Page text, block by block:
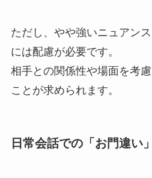
ただし、やや強いニュアン
には配慮が必要です。
相手との関係性や場面を考
ことが求められます。
日常会話での「お門違い」